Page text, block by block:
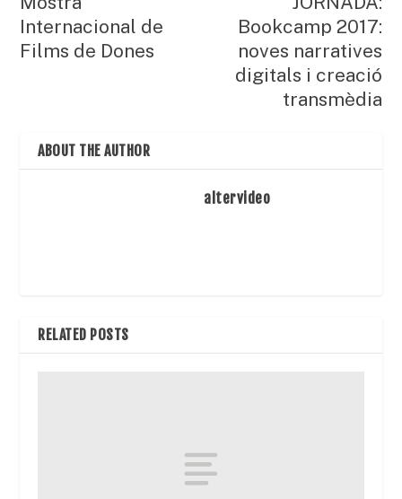
Internacional de
Films de Dones
Bookcamp 2017:
noves narratives
digitals i creació
transmèdia
ABOUT THE AUTHOR
altervideo
RELATED POSTS